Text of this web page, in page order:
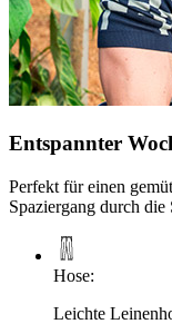
Entspannter
Perfekt für einen
Spaziergang durch die
Hose:
Leichte